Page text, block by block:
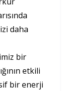
daha
bir
etkili
bir enerji